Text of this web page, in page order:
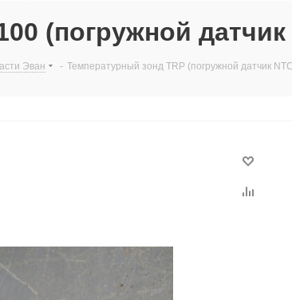
(погружной датчик
Эван - Температурный зонд TRP (погружной датчик